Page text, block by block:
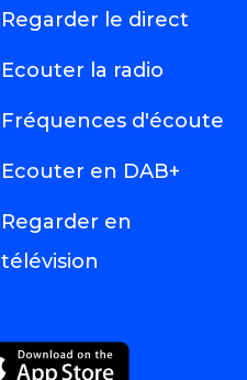
Regarder le direct
Ecouter la radio
Fréquences d'écoute
Ecouter en DAB+
Regarder en
télévision